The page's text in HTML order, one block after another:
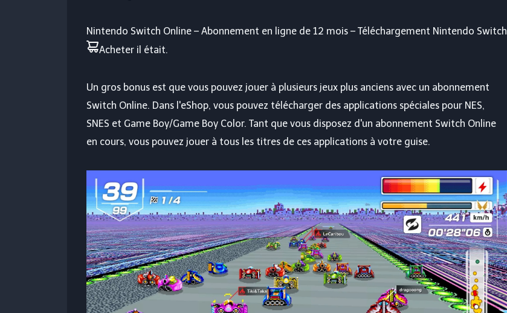
Nintendo Switch Online – Abonnement en ligne de 12 mois – Téléchargement Nintendo Switch
Acheter il était.
Un gros bonus est que vous pouvez jouer à plusieurs jeux plus anciens avec un abonnement
Switch Online. Dans l'eShop, vous pouvez télécharger des applications spéciales pour NES,
SNES et Game Boy/Game Boy Color. Tant que vous disposez d'un abonnement Switch Online
en cours, vous pouvez jouer à tous les titres de ces applications à votre guise.